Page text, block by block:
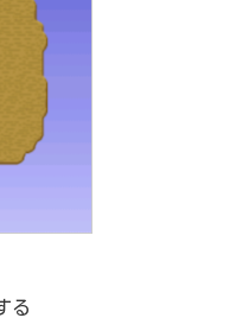
る